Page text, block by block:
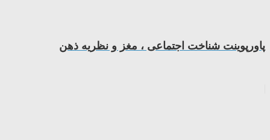
پاورپوینت شناخت اجتماعی ، مغز و نظریه ذهن